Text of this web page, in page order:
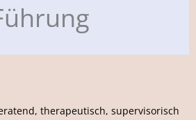
therapeutisch, supervisorisch